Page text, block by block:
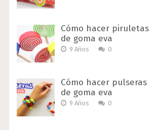
Cómo hacer piruletas
de goma eva
9 Años 0
Cómo hacer pulseras
de goma eva
9 Años 0